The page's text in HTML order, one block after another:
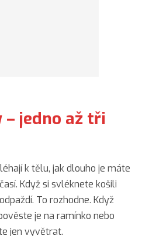
– jedno až tři
k tělu, jak dlouho je máte
Když si svléknete košili
To rozhodne. Když
je na ramínko nebo
jen vyvětrat.